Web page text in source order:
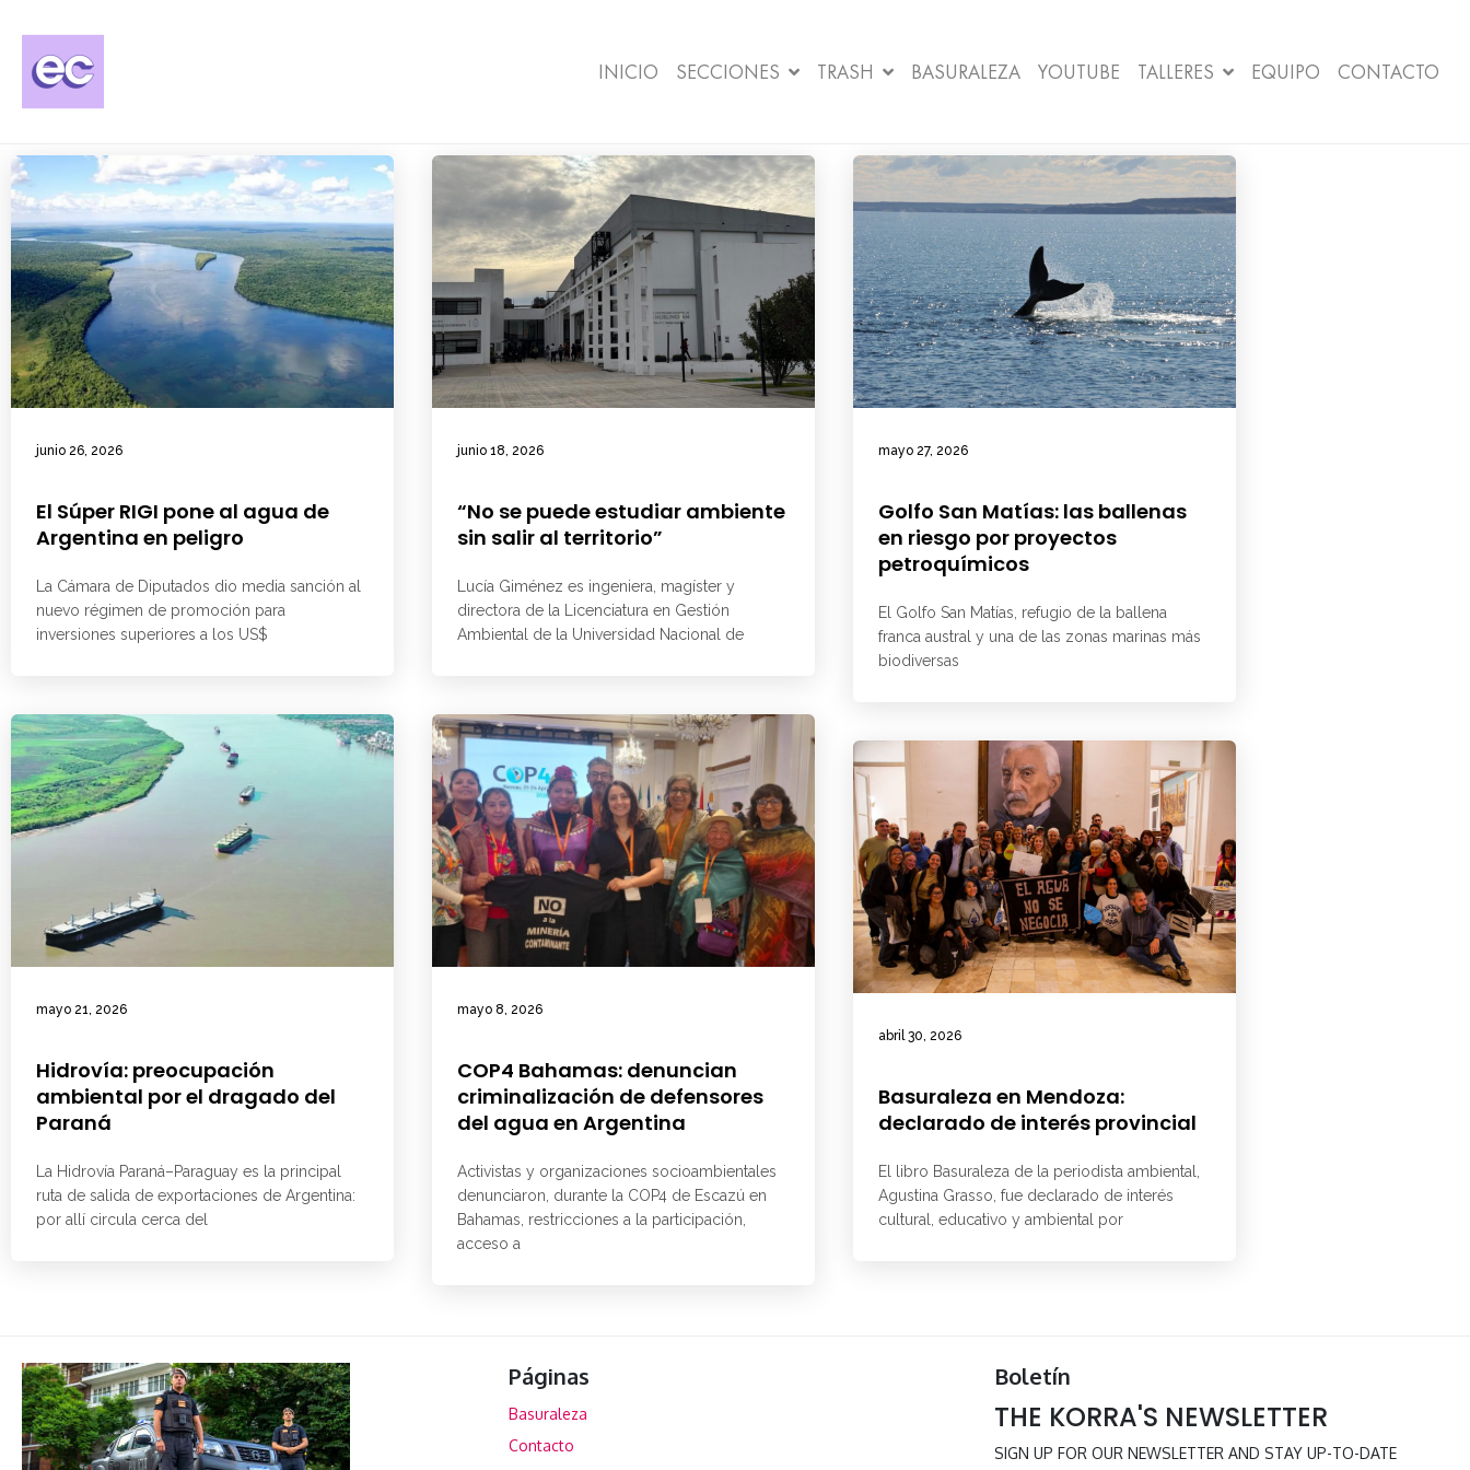
INICIO SECCIONES TRASH BASURALEZA YOUTUBE TALLERES EQUIPO CONTACTO
junio 26, 2026
El Súper RIGI pone al agua de
Argentina en peligro
La Cámara de Diputados dio media sanción al
nuevo régimen de promoción para
inversiones superiores a los US$
junio 18, 2026
“No se puede estudiar ambiente
sin salir al territorio”
Lucía Giménez es ingeniera, magíster y
directora de la Licenciatura en Gestión
Ambiental de la Universidad Nacional de
mayo 27, 2026
Golfo San Matías: las ballenas
en riesgo por proyectos
petroquímicos
El Golfo San Matías, refugio de la ballena
franca austral y una de las zonas marinas más
biodiversas
mayo 21, 2026
Hidrovía: preocupación
ambiental por el dragado del
Paraná
La Hidrovía Paraná–Paraguay es la principal
ruta de salida de exportaciones de Argentina:
por allí circula cerca del
mayo 8, 2026
COP4 Bahamas: denuncian
criminalización de defensores
del agua en Argentina
Activistas y organizaciones socioambientales
denunciaron, durante la COP4 de Escazú en
Bahamas, restricciones a la participación,
acceso a
abril 30, 2026
Basuraleza en Mendoza:
declarado de interés provincial
El libro Basuraleza de la periodista ambiental,
Agustina Grasso, fue declarado de interés
cultural, educativo y ambiental por
Páginas
Basuraleza
Contacto
Boletín
THE KORRA'S NEWSLETTER
SIGN UP FOR OUR NEWSLETTER AND STAY UP-TO-DATE